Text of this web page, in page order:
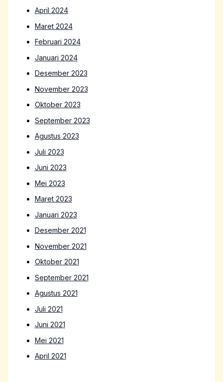
April 2024
Maret 2024
Februari 2024
Januari 2024
Desember 2023
November 2023
Oktober 2023
September 2023
Agustus 2023
Juli 2023
Juni 2023
Mei 2023
Maret 2023
Januari 2023
Desember 2021
November 2021
Oktober 2021
September 2021
Agustus 2021
Juli 2021
Juni 2021
Mei 2021
April 2021